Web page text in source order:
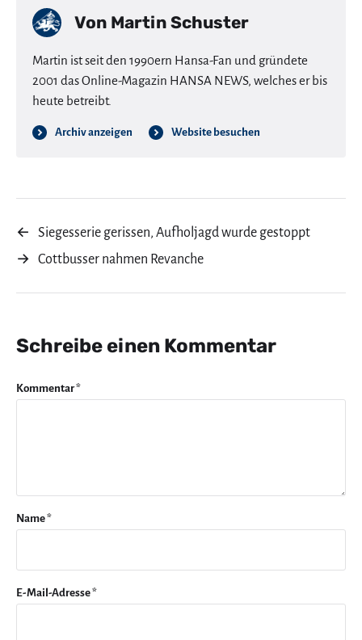
Von Martin Schuster
Martin ist seit den 1990ern Hansa-Fan und gründete
2001 das Online-Magazin HANSA NEWS, welches er bis
heute betreibt.
Archiv anzeigen Website besuchen
←
Siegesserie gerissen, Aufholjagd wurde gestoppt
→
Cottbusser nahmen Revanche
Schreibe einen Kommentar
Kommentar*
Name*
E-Mail-Adresse*